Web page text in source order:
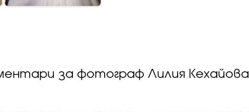
за фотограф Лилия Кехайова